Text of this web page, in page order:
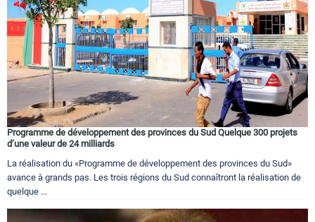
Programme de développement des provinces du Sud Quelque 300 projets
d’une valeur de 24 milliards
La réalisation du «Programme de développement des provinces du Sud»
avance à grands pas. Les trois régions du Sud connaîtront la réalisation de
quelque ...